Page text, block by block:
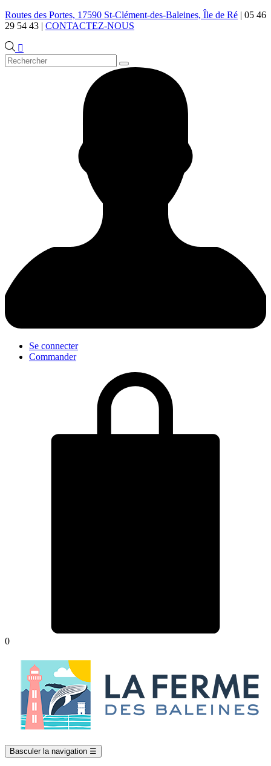
Routes des Portes, 17590 St-Clément-des-Baleines, Île de Ré | 05 46
29 54 43 | CONTACTEZ-NOUS

Se connecter
Commander
0
Basculer la navigation ☰